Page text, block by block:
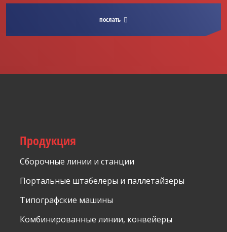
послать
быть
Продукция
Сборочные линии и станции
Портальные штабелеры и паллетайзеры
Типографские машины
Комбинированные линии, конвейеры